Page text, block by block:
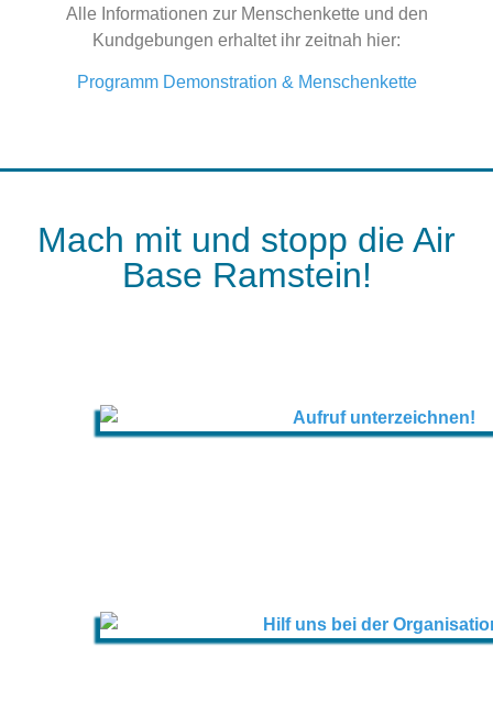
Alle Informationen zur Menschenkette und den
Kundgebungen erhaltet ihr zeitnah hier:
Programm Demonstration & Menschenkette
Mach mit und stopp die Air
Base Ramstein!